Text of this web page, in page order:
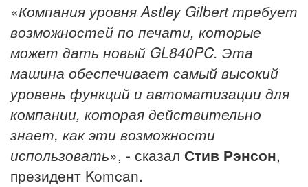
«Компания уровняAstley Gilbertтребует
возможностей по печати, которые
может дать новый GL840PC. Эта
машина обеспечивает самый высокий
уровень функций и автоматизации для
компании, которая действительно
знает, как эти возможности
использовать», - сказал Стив Рэнсон,
президент Komcan.